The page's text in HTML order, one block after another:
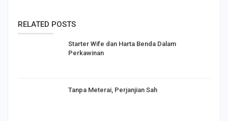
RELATED POSTS
Starter Wife dan Harta Benda Dalam
Perkawinan
Tanpa Meterai, Perjanjian Sah